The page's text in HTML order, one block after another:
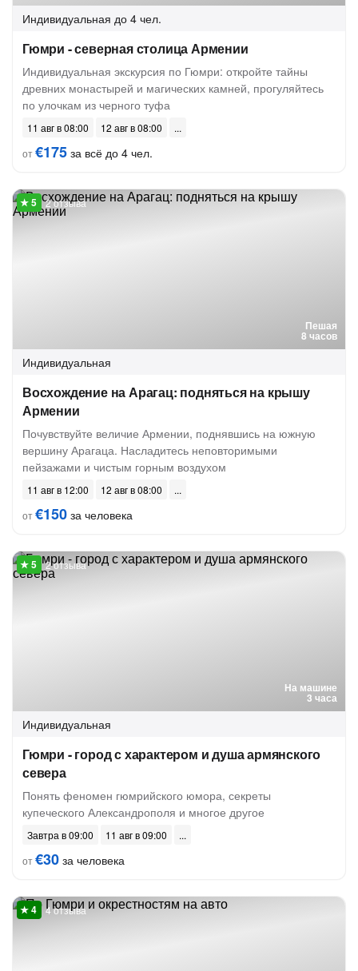
Индивидуальная до 4 чел.
Гюмри - северная столица Армении
Индивидуальная экскурсия по Гюмри: откройте тайны
древних монастырей и магических камней, прогуляйтесь
по улочкам из черного туфа
11 авг в 08:00
12 авг в 08:00
от€175 за всё до 4 чел.
Пешая
8 часов
2 отзыва
Индивидуальная
Восхождение на Арагац: подняться на крышу
Армении
Почувствуйте величие Армении, поднявшись на южную
вершину Арагаца. Насладитесь неповторимыми
пейзажами и чистым горным воздухом
11 авг в 12:00
12 авг в 08:00
от€150 за человека
На машине
3 часа
2 отзыва
Индивидуальная
Гюмри - город с характером и душа армянского
севера
Понять феномен гюмрийского юмора, секреты
купеческого Александрополя и многое другое
Завтра в 09:00
11 авг в 09:00
от€30 за человека
4 отзыва